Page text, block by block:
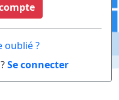
oublié ?
Se connecter